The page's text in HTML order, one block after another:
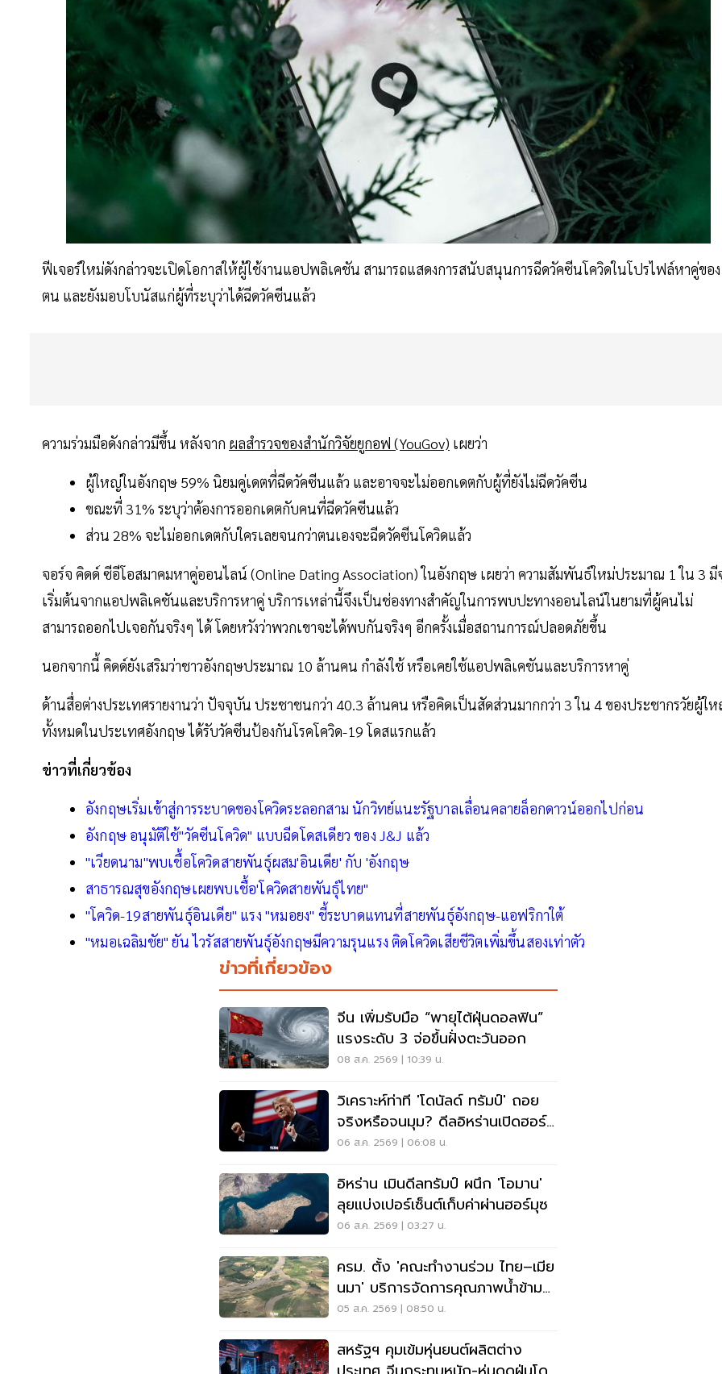
ฟีเจอร์ใหม่ดังกล่าวจะเปิดโอกาสให้ผู้ใช้งานแอปพลิเคชัน สามารถแสดงการสนับสนุนการฉีดวัคซีนโควิดในโปรไฟล์หาคู่ของ
ตน และยังมอบโบนัสแก่ผู้ที่ระบุว่าได้ฉีดวัคซีนแล้ว
ความร่วมมือดังกล่าวมีขึ้น หลังจาก ผลสำรวจของสำนักวิจัยยูกอฟ (YouGov) เผยว่า
ผู้ใหญ่ในอังกฤษ 59% นิยมคู่เดตที่ฉีดวัคซีนแล้ว และอาจจะไม่ออกเดตกับผู้ที่ยังไม่ฉีดวัคซีน
ขณะที่ 31% ระบุว่าต้องการออกเดตกับคนที่ฉีดวัคซีนแล้ว
ส่วน 28% จะไม่ออกเดตกับใครเลยจนกว่าตนเองจะฉีดวัคซีนโควิดแล้ว
จอร์จ คิดด์ ซีอีโอสมาคมหาคู่ออนไลน์ (Online Dating Association) ในอังกฤษ เผยว่า ความสัมพันธ์ใหม่ประมาณ 1 ใน 3 มี
เริ่มต้นจากแอปพลิเคชันและบริการหาคู่ บริการเหล่านี้จึงเป็นช่องทางสำคัญในการพบปะทางออนไลน์ในยามที่ผู้คนไม่
สามารถออกไปเจอกันจริงๆ ได้ โดยหวังว่าพวกเขาจะได้พบกันจริงๆ อีกครั้งเมื่อสถานการณ์ปลอดภัยขึ้น
นอกจากนี้ คิดด์ยังเสริมว่าชาวอังกฤษประมาณ 10 ล้านคน กำลังใช้ หรือเคยใช้แอปพลิเคชันและบริการหาคู่
ด้านสื่อต่างประเทศรายงานว่า ปัจจุบัน ประชาชนกว่า 40.3 ล้านคน หรือคิดเป็นสัดส่วนมากกว่า 3 ใน 4 ของประชากรวัยผู้ใ
ทั้งหมดในประเทศอังกฤษ ได้รับวัคซีนป้องกันโรคโควิด-19 โดสแรกแล้ว
ข่าวที่เกี่ยวข้อง
อังกฤษเริ่มเข้าสู่การระบาดของโควิดระลอกสาม นักวิทย์แนะรัฐบาลเลื่อนคลายล็อกดาวน์ออกไปก่อน
อังกฤษ อนุมัติใช้"วัคซีนโควิด" แบบฉีดโดสเดียว ของ J&J แล้ว
"เวียดนาม"พบเชื้อโควิดสายพันธุ์ผสม'อินเดีย' กับ 'อังกฤษ
สาธารณสุขอังกฤษเผยพบเชื้อ'โควิดสายพันธุ์ไทย"
"โควิด-19สายพันธุ์อินเดีย" แรง "หมอยง" ชี้ระบาดแทนที่สายพันธุ์อังกฤษ-แอฟริกาใต้
"หมอเฉลิมชัย" ยัน ไวรัสสายพันธุ์อังกฤษมีความรุนแรง ติดโควิดเสียชีวิตเพิ่มขึ้นสองเท่าตัว
ข่าวที่เกี่ยวข้อง
จีน เพิ่มรับมือ “พายุไต้ฝุ่นดอลฟิน”
แรงระดับ 3 จ่อขึ้นฝั่งตะวันออก
08 ส.ค. 2569 | 10:39 น.
วิเคราะห์ท่าที 'โดนัลด์ ทรัมป์' ถอย
จริงหรือจนมุม? ดีลอิหร่านเปิดฮอร์
มุซ
06 ส.ค. 2569 | 06:08 น.
อิหร่าน เมินดีลทรัมป์ ผนึก 'โอมาน'
ลุยแบ่งเปอร์เซ็นต์เก็บค่าผ่านฮอร์มุซ
06 ส.ค. 2569 | 03:27 น.
ครม. ตั้ง 'คณะทำงานร่วม ไทย–เมีย
นมา' บริการจัดการคุณภาพน้ำข้าม
แดน
05 ส.ค. 2569 | 08:50 น.
สหรัฐฯ คุมเข้มหุ่นยนต์ผลิตต่าง